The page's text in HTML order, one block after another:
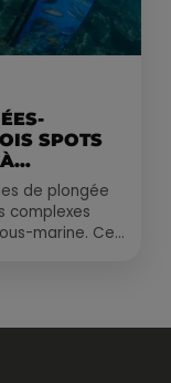
SPOTS
de plongée
complexes
marine. Cet